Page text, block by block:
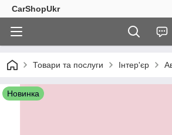
CarShopUkr
Товари та послуги Інтер'єр
Новинка